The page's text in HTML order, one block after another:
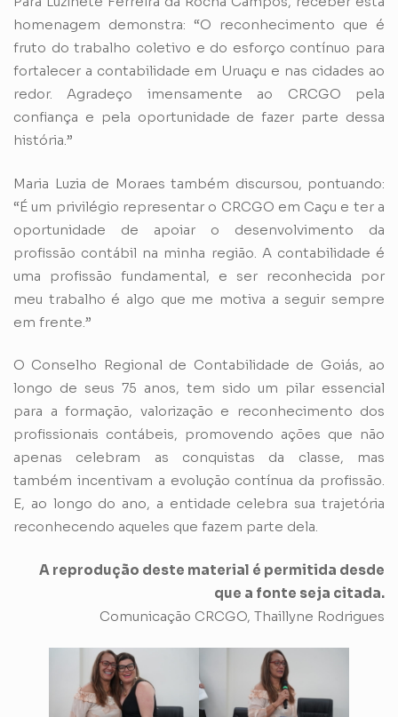
homenagem demonstra: “O reconhecimento que é
fruto do trabalho coletivo e do esforço contínuo para
fortalecer a contabilidade em Uruaçu e nas cidades ao
redor. Agradeço imensamente ao CRCGO pela
confiança e pela oportunidade de fazer parte dessa
história.”
Maria Luzia de Moraes também discursou, pontuando:
“É um privilégio representar o CRCGO em Caçu e ter a
oportunidade de apoiar o desenvolvimento da
profissão contábil na minha região. A contabilidade é
uma profissão fundamental, e ser reconhecida por
meu trabalho é algo que me motiva a seguir sempre
em frente.”
O Conselho Regional de Contabilidade de Goiás, ao
longo de seus 75 anos, tem sido um pilar essencial
para a formação, valorização e reconhecimento dos
profissionais contábeis, promovendo ações que não
apenas celebram as conquistas da classe, mas
também incentivam a evolução contínua da profissão.
E, ao longo do ano, a entidade celebra sua trajetória
reconhecendo aqueles que fazem parte dela.
A reprodução deste material é permitida desde
que a fonte seja citada.
Comunicação CRCGO, Thaillyne Rodrigues